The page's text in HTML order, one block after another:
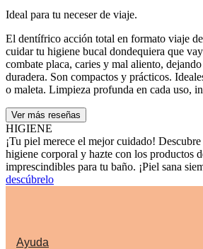
Ideal para tu neceser de viaje.
El dentífrico acción total en formato viaje
cuidar tu higiene bucal dondequiera que
combate placa, caries y mal aliento,
duradera. Son compactos y prácticos.
o maleta. Limpieza profunda en cada uso,
Ver más reseñas
HIGIENE
¡Tu piel merece el mejor cuidado!
higiene corporal y hazte con los productos
imprescindibles para tu baño. ¡Piel sana
descúbrelo
Ayuda